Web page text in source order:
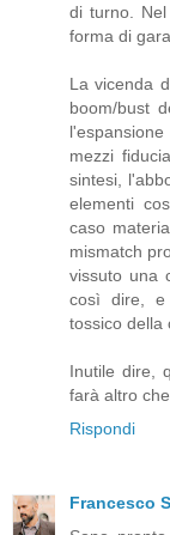
di turno.
forma di
La vicenda
boom/bust
mezzi
sintesi,
elementi
caso
mismatch
vissuto una
così dire, e
tossico della
Inutile dire,
farà altro
Rispondi
Francesco